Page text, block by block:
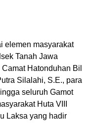
elemen masyarakat
Tanah Jawa
Hatonduhan Bil
Silalahi, S.E., para
seluruh Gamot
Huta VIII
Laksa yang hadir